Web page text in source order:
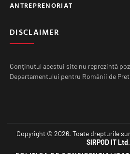
ANTREPRENORIAT
DISCLAIMER
Conținutul acestui site nu reprezintă
Departamentului pentru Românii de
Copyright © 2026. Toate drepturile
SIRPOD IT Ltd.